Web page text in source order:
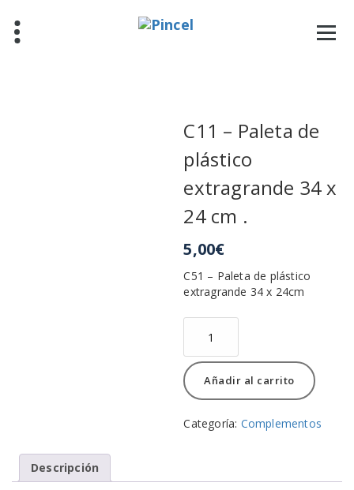
contenido
C11 – Paleta de
plástico
extragrande 34 x
24 cm .
5,00€
C51 – Paleta de plástico
extragrande 34 x 24cm
C11
Paleta
de
plástico
extragrande
34
.
Añadir al carrito
Categoría: Complementos
Descripción